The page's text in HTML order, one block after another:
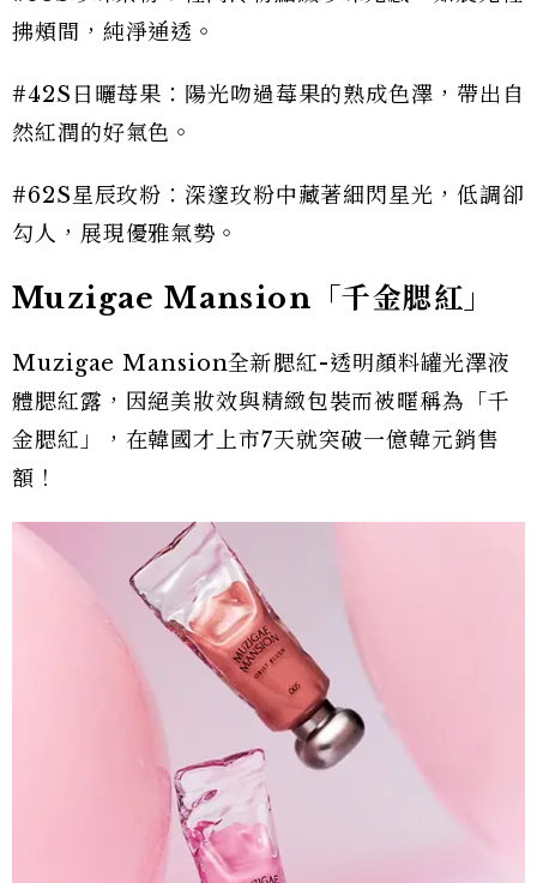
拂頰間，純淨通透。
#42S日曬苺果：陽光吻過莓果的熟成色澤，帶出自
然紅潤的好氣色。
#62S星辰玫粉：深邃玫粉中藏著細閃星光，低調卻
勾人，展現優雅氣勢。
Muzigae Mansion「千金腮紅」
Muzigae Mansion全新腮紅-透明顏料罐光澤液
體腮紅露，因絕美妝效與精緻包裝而被暱稱為「千
金腮紅」，在韓國才上市7天就突破一億韓元銷售
額！